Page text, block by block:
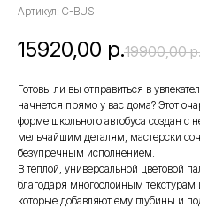
Артикул: C-BUS
15920,00 р.19900,00 р.
Готовы ли вы отправиться в
начнется прямо у вас дома? Этот
форме школьного автобуса создан с
мельчайшим деталям, мастерски
безупречным исполнением.
В теплой, универсальной цветовой
благодаря многослойным
которые добавляют ему глубины и